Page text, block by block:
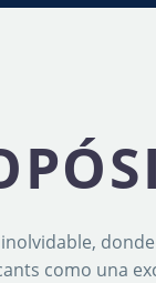
como una